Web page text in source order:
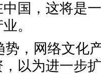
国，这将是
。
势，网络文化
以为进一步